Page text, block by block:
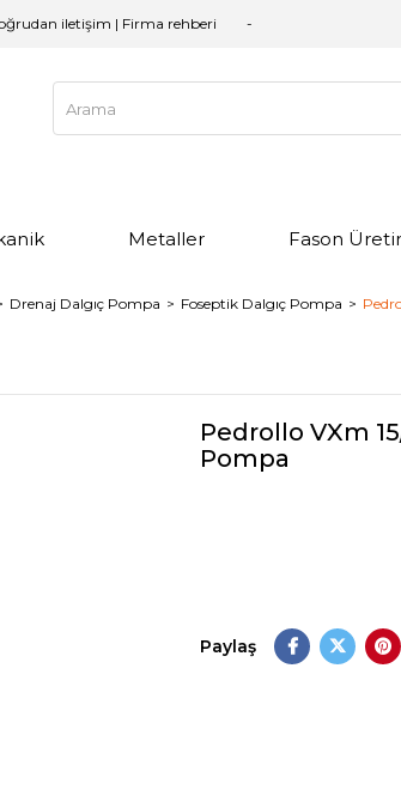
iletişim | Firma rehberi
Metaller Fason
Drenaj Dalgıç Pompa Foseptik Dalgıç Pompa
Pedrollo VXm
Pompa
Paylaş